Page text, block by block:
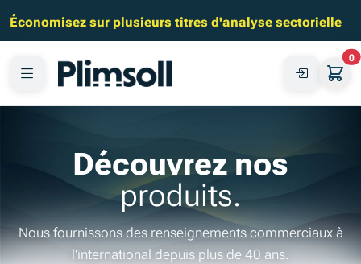
Économisez sur plusieurs titres d'analyse sectorielle
0
Découvrez nos
produits.
Nous fournissons des renseignements commerciaux à
l'international depuis plus de 40 ans.